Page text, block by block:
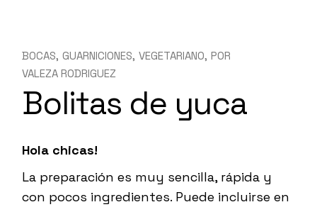
BOCAS GUARNICIONES VEGETARIANO POR
VALEZA RODRIGUEZ
Bolitas de yuca
Hola chicas!
La preparación es muy sencilla, rápida y
con pocos ingredientes. Puede incluirse en